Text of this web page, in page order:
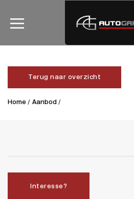
Terug naar overzicht
Home / Aanbod /
Interesse?